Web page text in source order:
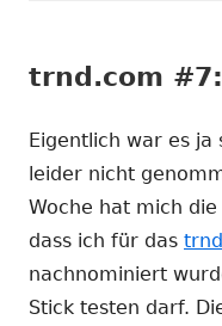
trnd.com
Eigentlich war es ja
leider nicht
Woche hat mich
dass ich für das
nachnominiert
Stick testen darf.